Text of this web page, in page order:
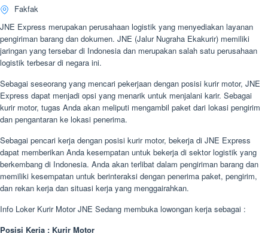
Fakfak
JNE Express merupakan perusahaan logistik yang menyediakan layanan
pengiriman barang dan dokumen. JNE (Jalur Nugraha Ekakurir) memiliki
jaringan yang tersebar di Indonesia dan merupakan salah satu perusahaan
logistik terbesar di negara ini.
Sebagai seseorang yang mencari pekerjaan dengan posisi kurir motor, JNE
Express dapat menjadi opsi yang menarik untuk menjalani karir. Sebagai
kurir motor, tugas Anda akan meliputi mengambil paket dari lokasi pengirim
dan pengantaran ke lokasi penerima.
Sebagai pencari kerja dengan posisi kurir motor, bekerja di JNE Express
dapat memberikan Anda kesempatan untuk bekerja di sektor logistik yang
berkembang di Indonesia. Anda akan terlibat dalam pengiriman barang dan
memiliki kesempatan untuk berinteraksi dengan penerima paket, pengirim,
dan rekan kerja dan situasi kerja yang menggairahkan.
Info Loker Kurir Motor JNE Sedang membuka lowongan kerja sebagai :
Posisi Kerja : Kurir Motor